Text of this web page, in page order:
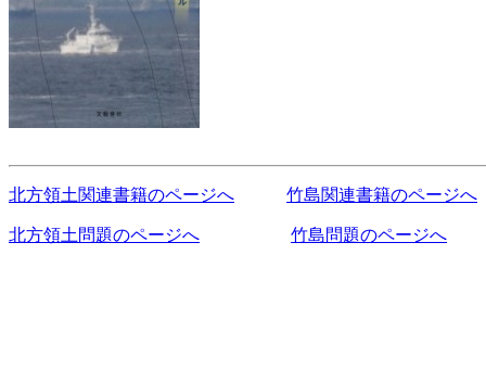
北方領土関連書籍のページへ 竹島関連書籍のページへ
北方領土問題のページへ 竹島問題のページへ